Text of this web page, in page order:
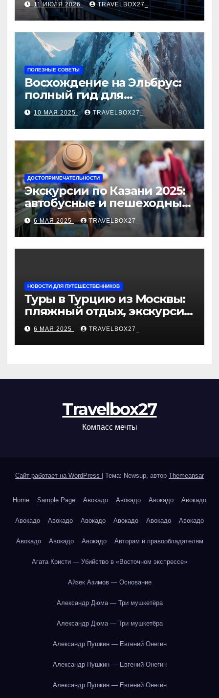
11 ИЮЛЯ 2026 TRAVELBOX27_
ПОЛЕЗНЫЕ СОВЕТЫ
Восхождение на Эльбрус:
полный гид для
покорителя высочайшей
вершины Европы
10 МАЯ 2025 TRAVELBOX27_
ДОСТОПРИМЕЧАТЕЛЬНОСТИ
Экскурсии по Казани 2025:
автобусные и пешеходные
туры от туроператора
«Казан360»
6 МАЯ 2025 TRAVELBOX27_
НОВОСТИ ДЛЯ ПУТЕШЕСТВЕННИКОВ
Туры в Турцию из Москвы:
пляжный отдых, экскурсии
и лучшие курорты
6 МАЯ 2025 TRAVELBOX27_
Travelbox27
Компасс мечты
Сайт работает на WordPress Тема: Newsup, автор Themeansar
Home Sample Page Авокадо Авокадо Авокадо Авокадо
Авокадо Авокадо Авокадо Авокадо Авокадо Авокадо
Авокадо Авокадо Авокадо Авторам и правообладателям
Агата Кристи — Убийство в «Восточном экспрессе»
Айзек Азимов — Основание
Александр Дюма — Три мушкетёра
Александр Дюма — Три мушкетёра
Александр Пушкин — Евгений Онегин
Александр Пушкин — Евгений Онегин
Александр Пушкин — Евгений Онегин